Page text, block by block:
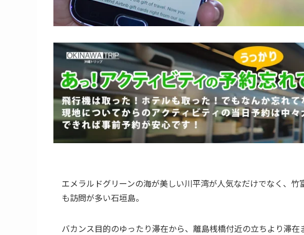
エメラルドグリーンの海が美しい川平湾が人気なだけでなく、
も訪問が多い石垣島。
バカンス目的のゆったり滞在から、離島桟橋付近の立ちより滞